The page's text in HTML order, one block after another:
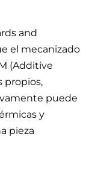
and
el mecanizado
(Additive
propios,
puede
y
pieza